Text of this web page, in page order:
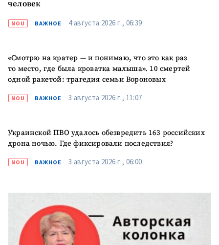
человек
NOU ВАЖНОЕ 4 августа 2026 г., 06:39
«Смотрю на кратер — и понимаю, что это как раз
то место, где была кроватка малыша». 10 смертей
одной ракетой: трагедия семьи Вороновых
NOU ВАЖНОЕ 3 августа 2026 г., 11:07
Украинской ПВО удалось обезвредить 163 российских
дрона ночью. Где фиксировали последствия?
NOU ВАЖНОЕ 3 августа 2026 г., 06:00
Электронная почта
+ Мой email
Телефон+ Личный телефон
конфиденциальности.